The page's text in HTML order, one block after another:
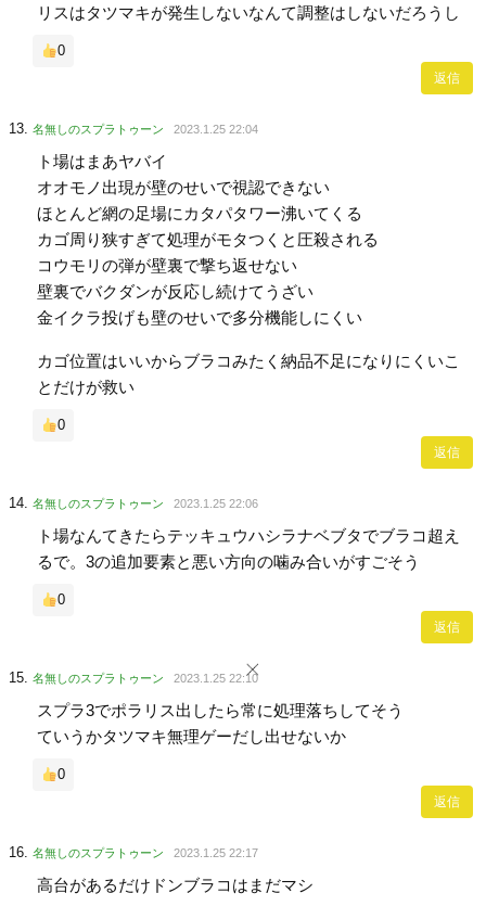
リスはタツマキが発生しないなんて調整はしないだろうし
0
返信
名無しのスプラトゥーン 2023.1.25 22:04
ト場はまあヤバイ
オオモノ出現が壁のせいで視認できない
ほとんど網の足場にカタパタワー沸いてくる
カゴ周り狭すぎて処理がモタつくと圧殺される
コウモリの弾が壁裏で撃ち返せない
壁裏でバクダンが反応し続けてうざい
金イクラ投げも壁のせいで多分機能しにくい
カゴ位置はいいからブラコみたく納品不足になりにくいこ
とだけが救い
0
返信
名無しのスプラトゥーン 2023.1.25 22:06
ト場なんてきたらテッキュウハシラナベブタでブラコ超え
るで。3の追加要素と悪い方向の噛み合いがすごそう
0
返信
名無しのスプラトゥーン 2023.1.25 22:10
スプラ3でポラリス出したら常に処理落ちしてそう
ていうかタツマキ無理ゲーだし出せないか
0
返信
名無しのスプラトゥーン 2023.1.25 22:17
高台があるだけドンブラコはまだマシ